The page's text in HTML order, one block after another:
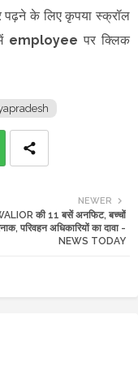
पढ़ने के लिए कृपया स्क्रॉल
employee पर क्लिक
NEWER
की 11 बसें अनफिट, बच्चों
परिवहन अधिकारियों का दावा -
NEWS TODAY